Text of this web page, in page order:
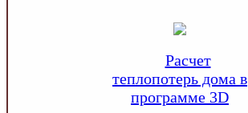
Расчет
теплопотерь дома в
программе 3D